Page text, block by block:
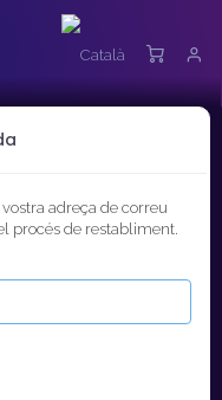
adreça de correu
procés de restabliment.